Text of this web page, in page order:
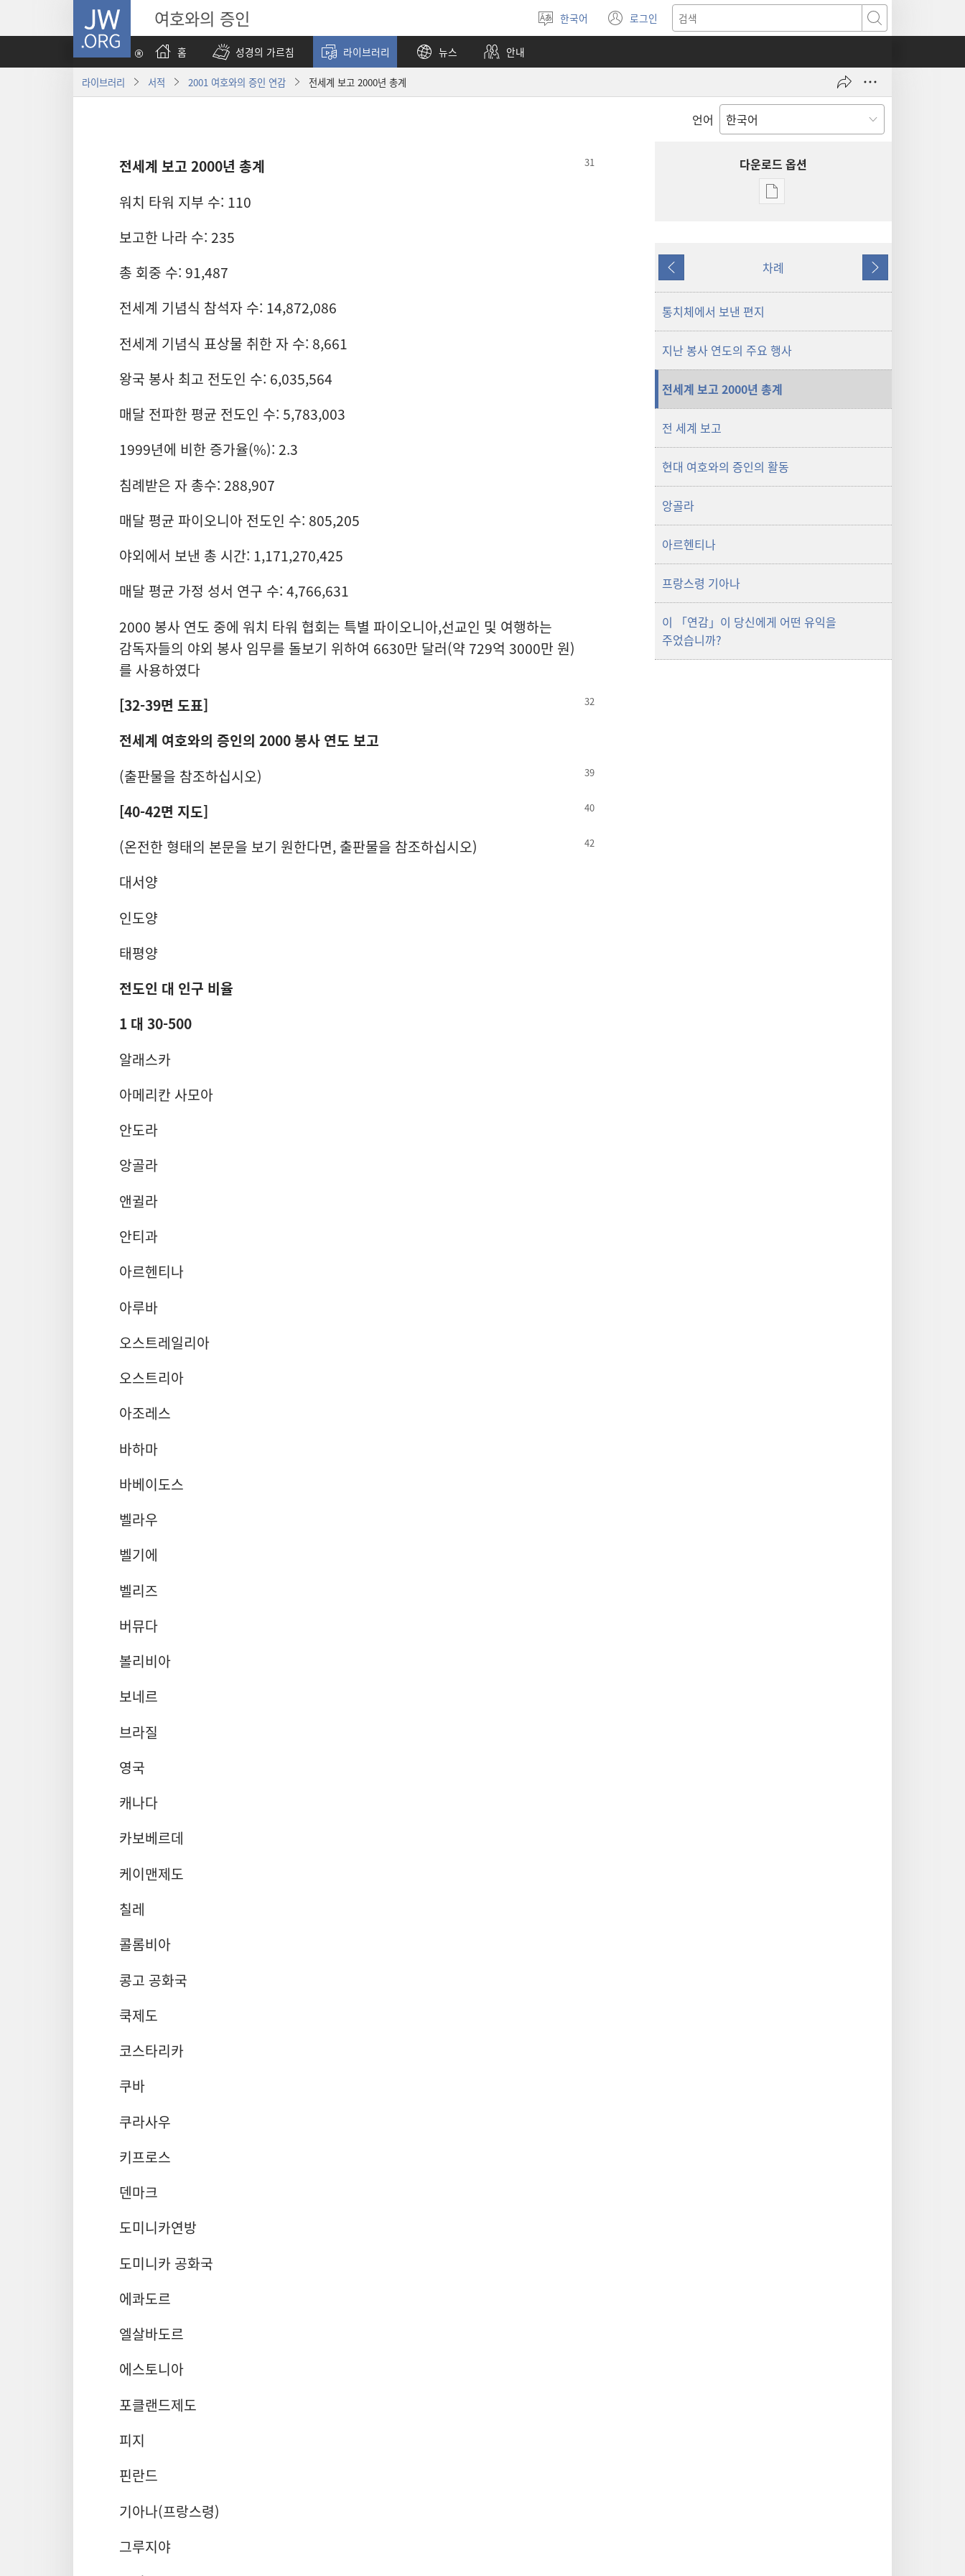
JW.ORG 여호와의 증인
언어
선택
한국어 로그인
(새로운
창
검색
홈
성경의 가르침 라이브러리 뉴스 안내
라이브러리 서적 2001 여호와의 증인 연감 전세계 보고 2000년 총계
언어
전세계 보고 2000년 총계
워치 타워 지부 수: 110
보고한 나라 수: 235
총 회중 수: 91,487
전세계 기념식 참석자 수: 14,872,086
전세계 기념식 표상물 취한 자 수: 8,661
왕국 봉사 최고 전도인 수: 6,035,564
매달 전파한 평균 전도인 수: 5,783,003
1999년에 비한 증가율(%): 2.3
침례받은 자 총수: 288,907
매달 평균 파이오니아 전도인 수: 805,205
야외에서 보낸 총 시간: 1,171,270,425
매달 평균 가정 성서 연구 수: 4,766,631
2000 봉사 연도 중에 워치 타워 협회는 특별 파이오니아,선교인 및 여행하는
감독자들의 야외 봉사 임무를 돌보기 위하여 6630만 달러(약 729억 3000만 원)
를 사용하였다
[32-39면 도표]
전세계 여호와의 증인의 2000 봉사 연도 보고
(출판물을 참조하십시오)
[40-42면 지도]
(온전한 형태의 본문을 보기 원한다면, 출판물을 참조하십시오)
대서양
인도양
태평양
전도인 대 인구 비율
1 대 30-500
알래스카
아메리칸 사모아
안도라
앙골라
앤귈라
안티과
아르헨티나
아루바
오스트레일리아
오스트리아
아조레스
바하마
바베이도스
벨라우
벨기에
벨리즈
버뮤다
볼리비아
보네르
브라질
영국
캐나다
카보베르데
케이맨제도
칠레
콜롬비아
콩고 공화국
쿡제도
코스타리카
쿠바
쿠라사우
키프로스
덴마크
도미니카연방
도미니카 공화국
에콰도르
엘살바도르
에스토니아
포클랜드제도
피지
핀란드
기아나(프랑스령)
그루지야
다운로드 옵션
출판물
여호와의
증인
이전 차례 다음
통치체에서 보낸 편지
지난 봉사 연도의 주요 행사
전세계 보고 2000년 총계
전 세계 보고
현대 여호와의 증인의 활동
앙골라
아르헨티나
프랑스령 기아나
이 「연감」이 당신에게 어떤 유익을
주었습니까?